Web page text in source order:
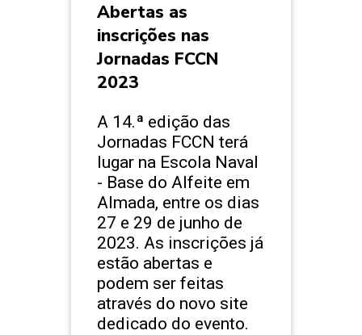
Abertas as
inscrições nas
Jornadas FCCN
2023
A 14.ª edição das
Jornadas FCCN terá
lugar na Escola Naval
- Base do Alfeite em
Almada, entre os dias
27 e 29 de junho de
2023. As inscrições já
estão abertas e
podem ser feitas
através do novo site
dedicado do evento.